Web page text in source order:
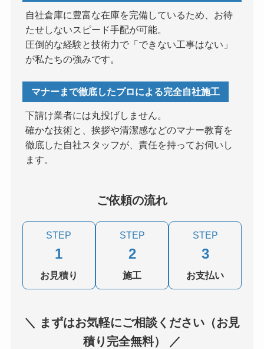
自社倉庫に豊富な在庫を完備しているため、お待
たせしないスピード手配が可能。
圧倒的な経験と技術力で「できない工事はない」
が私たちの強みです。
マナーまで徹底したプロによる完全自社施工
下請け業者には丸投げしません。
確かな技術と、挨拶や清潔感などのマナー教育を
徹底した自社スタッフが、責任を持ってお伺いし
ます。
ご依頼の流れ
STEP
1
お見積り
STEP
2
施工
STEP
3
お支払い
＼ まずはお気軽にご相談ください（お見
積り完全無料） ／